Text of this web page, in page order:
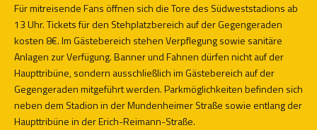
Für mitreisende Fans öffnen sich die Tore des Südweststadions ab
13 Uhr. Tickets für den Stehplatzbereich auf der Gegengeraden
kosten 8€. Im Gästebereich stehen Verpflegung sowie sanitäre
Anlagen zur Verfügung. Banner und Fahnen dürfen nicht auf der
Haupttribüne, sondern ausschließlich im Gästebereich auf der
Gegengeraden mitgeführt werden. Parkmöglichkeiten befinden sich
neben dem Stadion in der Mundenheimer Straße sowie entlang der
Haupttribüne in der Erich-Reimann-Straße.